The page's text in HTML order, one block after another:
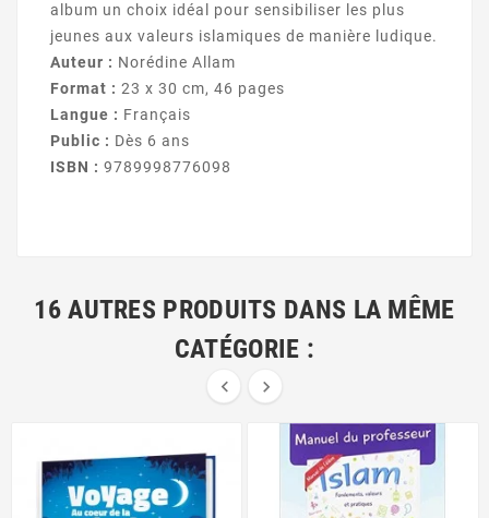
album un choix idéal pour sensibiliser les plus
jeunes aux valeurs islamiques de manière ludique.
Auteur : Norédine Allam
Format : 23 x 30 cm, 46 pages
Langue : Français
Public : Dès 6 ans
ISBN : 9789998776098
16 AUTRES PRODUITS DANS LA MÊME
CATÉGORIE :
 